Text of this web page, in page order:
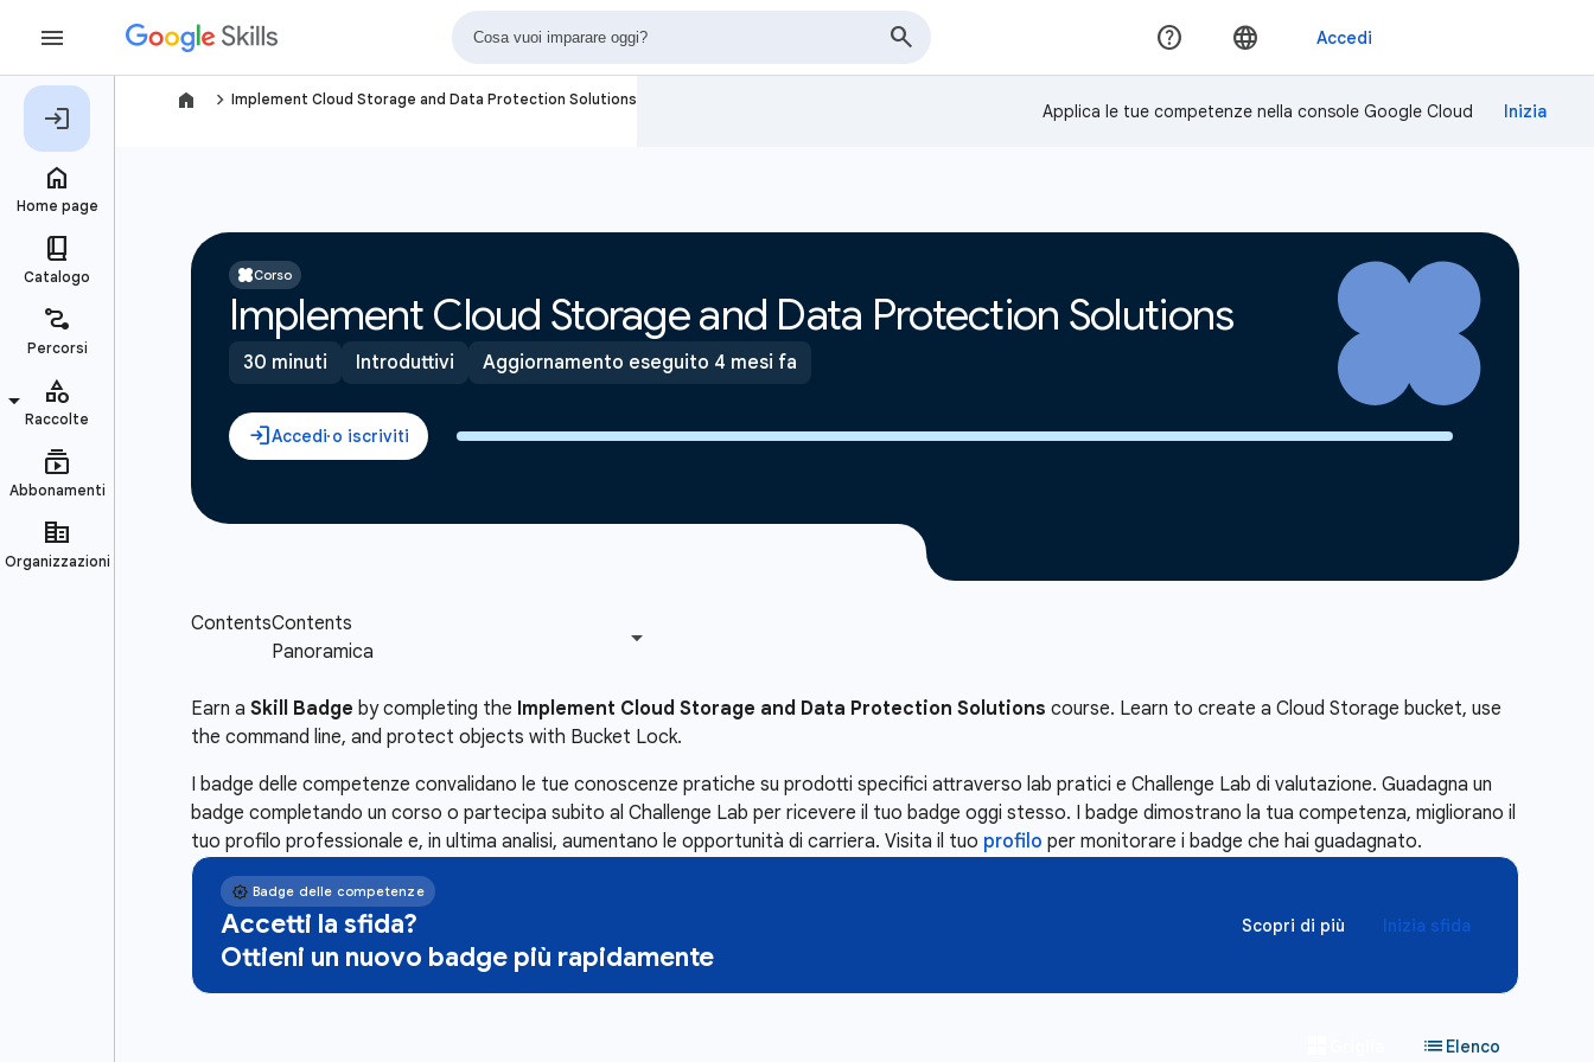
navigate_next Implement Cloud Storage and Data Protection Solutions
Applica le tue competenze nella console Google Cloud
Corso
Implement Cloud Storage and Data Protection Solutions
30 minuti Introduttivi Aggiornamento eseguito 4 mesi fa
Earn a Skill Badge by completing the Implement Cloud Storage and Data Protection Solutions course. Learn to create a Cloud Storage bucket, use
the command line, and protect objects with Bucket Lock.
I badge delle competenze convalidano le tue conoscenze pratiche su prodotti specifici attraverso lab pratici e Challenge Lab di valutazione. Guadagna un
badge completando un corso o partecipa subito al Challenge Lab per ricevere il tuo badge oggi stesso. I badge dimostrano la tua competenza, migliorano il
tuo profilo professionale e, in ultima analisi, aumentano le opportunità di carriera. Visita il tuo profilo per monitorare i badge che hai guadagnato.
Accetti la sfida?
Ottieni un nuovo badge più rapidamente
Scopri di più Inizia sfida